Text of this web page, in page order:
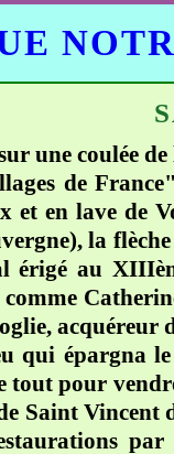
une coulée
de
et en lave de
la
érigé au
acquéreur
qui épargna
tout pour
Saint